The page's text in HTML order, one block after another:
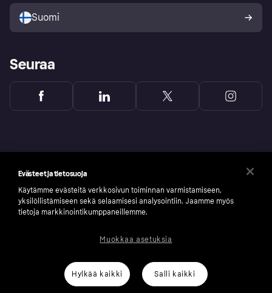
Suomi
Seuraa
number: 556737-0431
Klarnan evästeselosteKlarna.com
Evästeet ja tietosuoja
Käytämme evästeitä verkkosivun toiminnan varmistamiseen,
yksilöllistämiseen sekä selaamisesi analysointiin. Jaamme myös
tietoja markkinointikumppaneillemme.
Hylkää kaikki Salli kaikki
Muokkaa asetuksia